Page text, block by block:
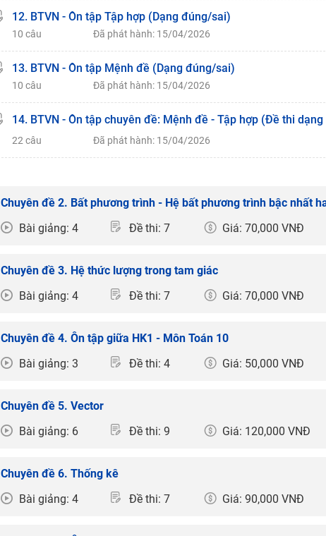
12. BTVN - Ôn tập Tập hợp (Dạng đúng/sai)
10 câu Đã phát hành: 15/04/2026
13. BTVN - Ôn tập Mệnh đề (Dạng đúng/sai)
10 câu Đã phát hành: 15/04/2026
14. BTVN - Ôn tập chuyên đề: Mệnh đề - Tập hợp (Đề thi
22 câu Đã phát hành: 15/04/2026
Chuyên đề 2. Bất phương trình - Hệ bất phương trình bậc nhất
Bài giảng: 4
Đề thi: 7 Giá: 70,000 VNĐ
Chuyên đề 3. Hệ thức lượng trong tam giác
Bài giảng: 4
Đề thi: 7 Giá: 70,000 VNĐ
Chuyên đề 4. Ôn tập giữa HK1 - Môn Toán 10
Bài giảng: 3
Đề thi: 4 Giá: 50,000 VNĐ
Chuyên đề 5. Vector
Bài giảng: 6
Đề thi: 9 Giá: 120,000 VNĐ
Chuyên đề 6. Thống kê
Bài giảng: 4
Đề thi: 7 Giá: 90,000 VNĐ